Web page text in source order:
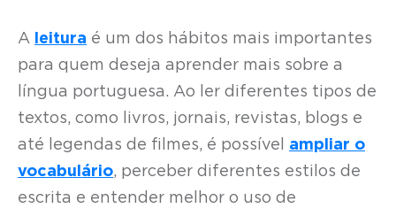
A leitura é um dos hábitos mais importantes
para quem deseja aprender mais sobre a
língua portuguesa. Ao ler diferentes tipos de
textos, como livros, jornais, revistas, blogs e
até legendas de filmes, é possível ampliar o
vocabulário, perceber diferentes estilos de
escrita e entender melhor o uso de